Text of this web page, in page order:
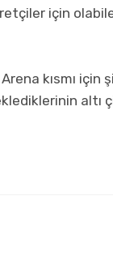
için
kısmı için
altı